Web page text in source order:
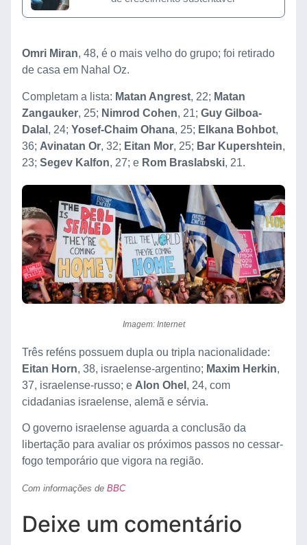
Omri Miran, 48, é o mais velho do grupo; foi retirado
de casa em Nahal Oz.
Completam a lista: Matan Angrest, 22; Matan
Zangauker, 25; Nimrod Cohen, 21; Guy Gilboa-
Dalal , 24; Yosef-Chaim Ohana, 25; Elkana Bohbot,
36; Avinatan Or, 32; Eitan Mor, 25; Bar Kupershtein,
23; Segev Kalfon, 27; e Rom Braslabski, 21.
Imagem: Internet
Três reféns possuem dupla ou tripla nacionalidade:
Eitan Horn, 38, israelense-argentino; Maxim Herkin,
37, israelense-russo; e Alon Ohel , 24, com
cidadanias israelense, alemã e sérvia.
O governo israelense aguarda a conclusão da
libertação para avaliar os próximos passos no cessar-
fogo temporário que vigora na região.
Com informações de BBC
Deixe um comentário